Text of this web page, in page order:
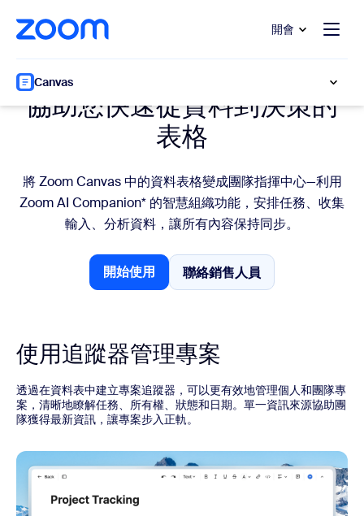
至主要內容
至協助聊天 開會
Canvas
協助您快速從資料到決策的
表格
將 Zoom Canvas 中的資料表格變成團隊指揮中心—利用
Zoom AI Companion* 的智慧組織功能，安排任務、收集
輸入、分析資料，讓所有內容保持同步。
開始使用
開始使用
聯絡銷售人員
聯絡銷售人員
使用追蹤器管理專案
透過在資料表中建立專案追蹤器，可以更有效地管理個人和團隊專
案，清晰地瞭解任務、所有權、狀態和日期。單一資訊來源協助團
隊獲得最新資訊，讓專案步入正軌。